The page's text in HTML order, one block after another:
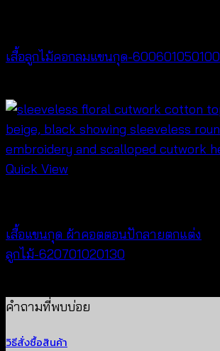
เสื้อลูกไม้คอกลมแขนกุด-600601050100
price
was:
฿200.
price
is:
฿100.
Quick View
เสื้อแขนกุด ผ้าคอตตอนปักลายตกแต่ง
ลูกไม้-620701020130
คำถามที่พบบ่อย
วิธีสั่งซื้อสินค้า